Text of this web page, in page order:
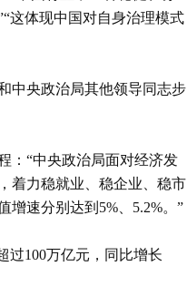
这体现中国对自身治理模式
中央政治局其他领导同志步
：“中央政治局面对经济发
着力稳就业、稳企业、稳市
增速分别达到5%、5.2%。”
过100万亿元，同比增长